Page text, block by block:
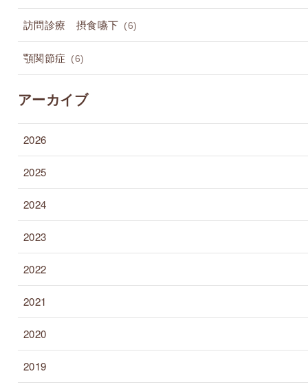
訪問診療 摂食嚥下 (6)
顎関節症 (6)
アーカイブ
2026
2025
2024
2023
2022
2021
2020
2019